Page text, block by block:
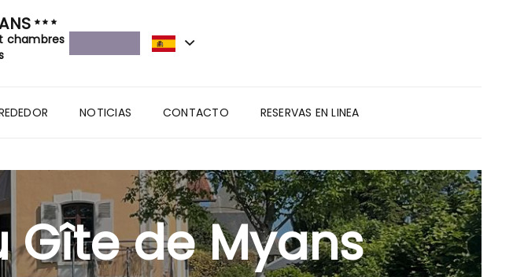
chambres
NOTICIAS CONTACTO RESERVAS EN LINEA
Gîte de Myans